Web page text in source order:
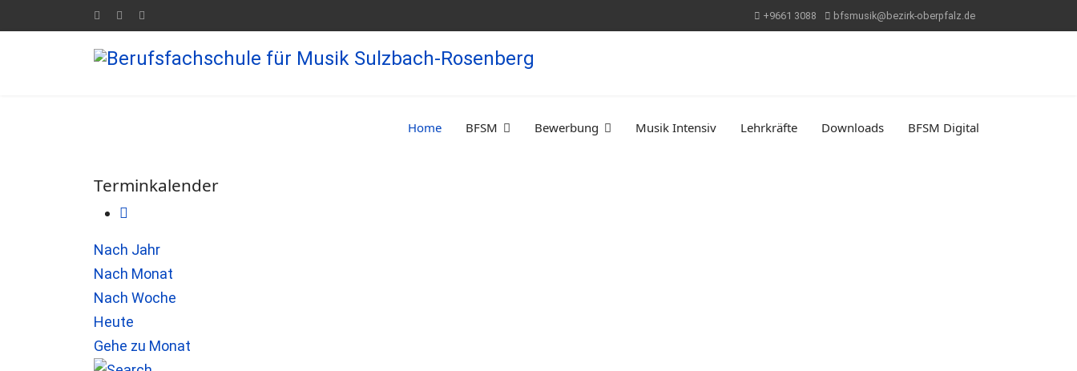
+9661 3088 bfsmusik@bezirk-oberpfalz.de
Home BFSM Bewerbung Musik Intensiv Lehrkräfte Downloads BFSM Digital
Terminkalender
Nach Jahr
Nach Monat
Nach Woche
Heute
Gehe zu Monat